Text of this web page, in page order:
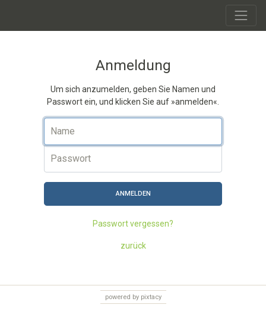
Anmeldung
Um sich anzumelden, geben Sie Namen und
Passwort ein, und klicken Sie auf »anmelden«.
ANMELDEN
Passwort vergessen?
zurück
powered by pixtacy